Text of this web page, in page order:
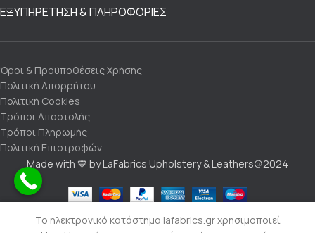
ΕΞΥΠΗΡΕΤΗΣΗ & ΠΛΗΡΟΦΟΡΙΕΣ
Όροι & Προϋποθέσεις Χρήσης
Πολιτική Απορρήτου
Πολιτική Cookies
Τρόποι Αποστολής
Τρόποι Πληρωμής
Πολιτική Επιστροφών
Made with 💙 by LaFabrics Upholstery & Leathers@2024
Το ηλεκτρονικό κατάστημα lafabrics.gr χρησιμοποιεί
Υφάσματα
- Λινά Υφάσματα
Εξωτερικού Χώρου
Επικοινωνία